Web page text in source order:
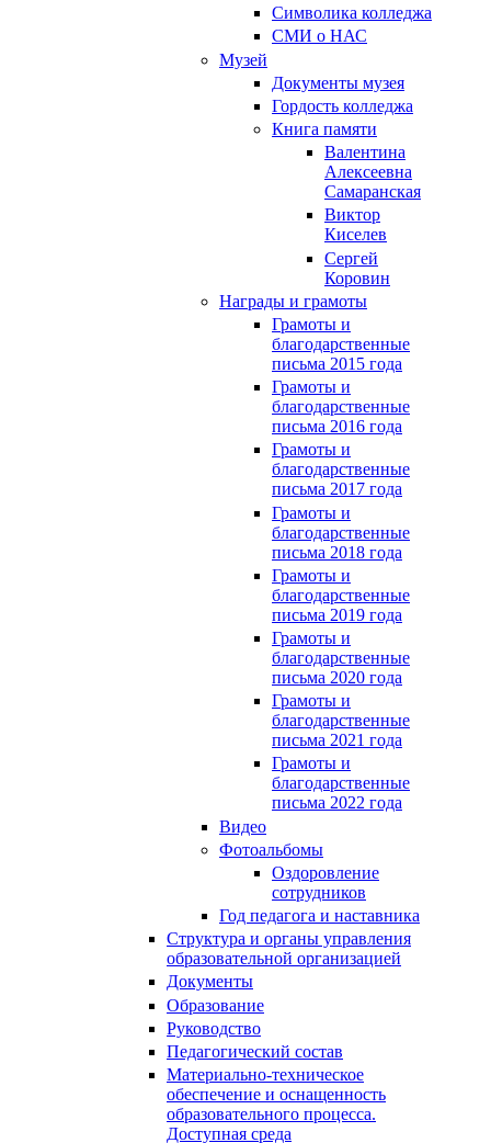
Символика колледжа
СМИ о НАС
Музей
Документы музея
Гордость колледжа
Книга памяти
Валентина
Алексеевна
Самаранская
Виктор
Киселев
Сергей
Коровин
Награды и грамоты
Грамоты и
благодарственные
письма 2015 года
Грамоты и
благодарственные
письма 2016 года
Грамоты и
благодарственные
письма 2017 года
Грамоты и
благодарственные
письма 2018 года
Грамоты и
благодарственные
письма 2019 года
Грамоты и
благодарственные
письма 2020 года
Грамоты и
благодарственные
письма 2021 года
Грамоты и
благодарственные
письма 2022 года
Видео
Фотоальбомы
Оздоровление
сотрудников
Год педагога и наставника
Структура и органы управления
образовательной организацией
Документы
Образование
Руководство
Педагогический состав
Материально-техническое
обеспечение и оснащенность
образовательного процесса.
Доступная среда